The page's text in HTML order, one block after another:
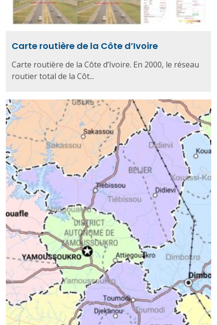
Carte routière de la Côte d’Ivoire
Carte routière de la Côte d’Ivoire. En 2000, le réseau
routier total de la Côt...